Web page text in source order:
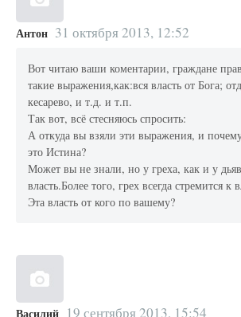
Антон 31 октября 2013, 12:52
Вот читаю ваши коментарии, граждане
такие выражения,как:вся власть от Бога;
кесарево, и т.д. и т.п.
Так вот, всё стесняюсь спросить:
А откуда вы взяли эти выражения, и
это Истина?
Может вы не знали, но у греха, как и у
власть.Более того, грех всегда стремится к
Эта власть от кого по вашему?
Василий 19 сентября 2013, 15:54